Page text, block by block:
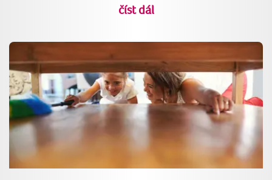
číst dál